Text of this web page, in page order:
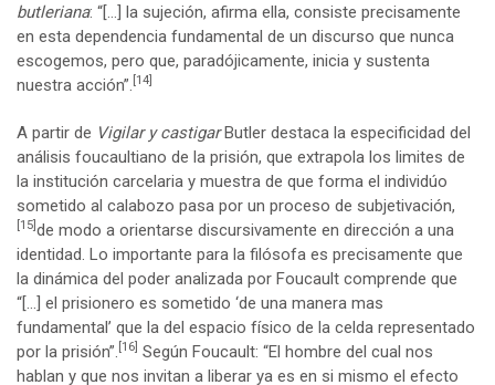
butleriana: “[…] la sujeción, afirma ella, consiste precisamente
en esta dependencia fundamental de un discurso que nunca
escogemos, pero que, paradójicamente, inicia y sustenta
nuestra acción”. [14]
A partir de Vigilar y castigarButler destaca la especificidad del
análisis foucaultiano de la prisión, que extrapola los limites de
la institución carcelaria y muestra de que forma el individúo
sometido al calabozo pasa por un proceso de subjetivación,
[15]de modo a orientarse discursivamente en dirección a una
identidad. Lo importante para la filósofa es precisamente que
la dinámica del poder analizada por Foucault comprende que
“[…] el prisionero es sometido ‘de una manera mas
fundamental’ que la del espacio físico de la celda representado
por la prisión”. [16] Según Foucault: “El hombre del cual nos
hablan y que nos invitan a liberar ya es en si mismo el efecto